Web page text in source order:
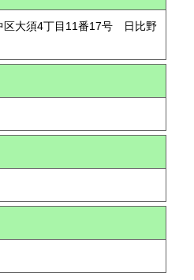
大須4丁目11番17号 日比野